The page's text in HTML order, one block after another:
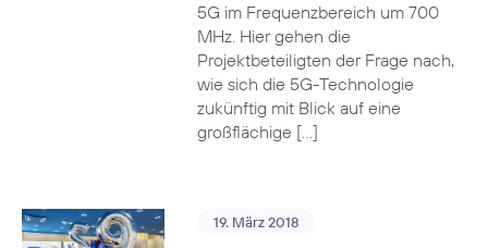
5G im Frequenzbereich um 700
MHz. Hier gehen die
Projektbeteiligten der Frage nach,
wie sich die 5G-Technologie
zukünftig mit Blick auf eine
großflächige […]
19. März 2018